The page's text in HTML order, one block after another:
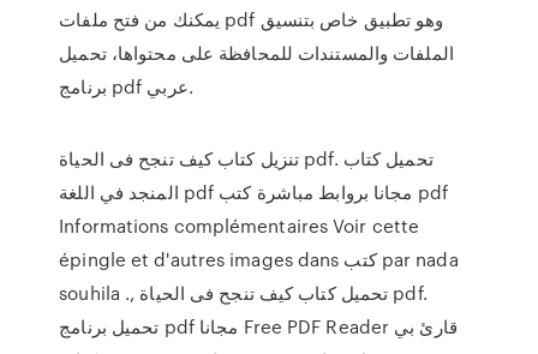
يمكنك من فتح ملفات pdf وهو تطبيق خاص بتنسيق
الملفات والمستندات للمحافظة على محتواها، تحميل
برنامج pdf عربي.
تنزيل كتاب كيف تنجح فى الحياة pdf. تحميل كتاب
المنجد في اللغة pdf مجانا بروابط مباشرة كتب pdf
Informations complémentaires Voir cette
épingle et d'autres images dans كتب par nada
souhila ., تحميل كتاب كيف تنجح فى الحياة pdf.
تحميل برنامج pdf مجانا Free PDF Reader قارئ بي